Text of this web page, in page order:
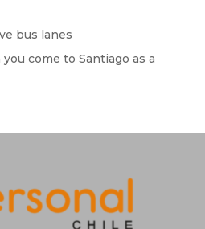
bus lanes
come to Santiago as a